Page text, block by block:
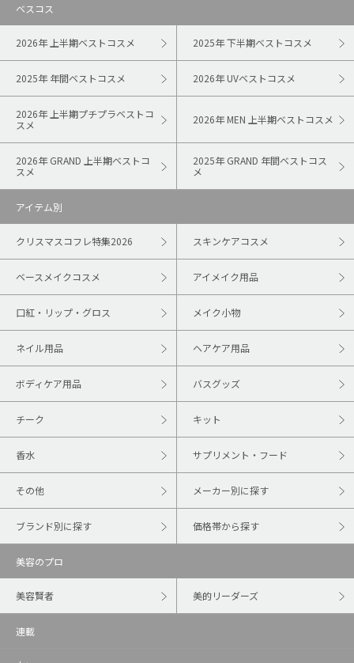
ベスコス
2026年 上半期ベストコスメ 2025年 下半期ベストコスメ
2025年 年間ベストコスメ 2026年 UVベストコスメ
2026年 上半期プチプラベストコ
スメ
2026年 MEN 上半期ベストコスメ
2026年 GRAND 上半期ベストコ
スメ
2025年 GRAND 年間ベストコス
メ
アイテム別
クリスマスコフレ特集2026 スキンケアコスメ
ベースメイクコスメ アイメイク用品
口紅・リップ・グロス メイク小物
ネイル用品 ヘアケア用品
ボディケア用品 バスグッズ
チーク キット
香水 サプリメント・フード
その他 メーカー別に探す
ブランド別に探す 価格帯から探す
美容のプロ
美容賢者 美的リーダーズ
連載